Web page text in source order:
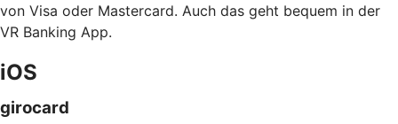
von Visa oder Mastercard. Auch das geht bequem in der
VR Banking App.
iOS
girocard